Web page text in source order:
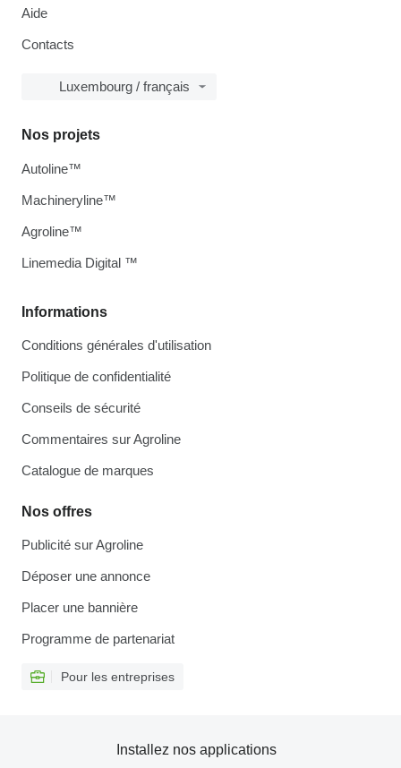
Aide
Contacts
Luxembourg / français
Informations
Conditions générales d'utilisation
Politique de confidentialité
Conseils de sécurité
Commentaires sur Agroline
Catalogue de marques
Nos offres
Publicité sur Agroline
Déposer une annonce
Placer une bannière
Programme de partenariat
Pour les entreprises
Nos projets
Autoline™
Machineryline™
Agroline™
Linemedia Digital ™
Installez nos applications